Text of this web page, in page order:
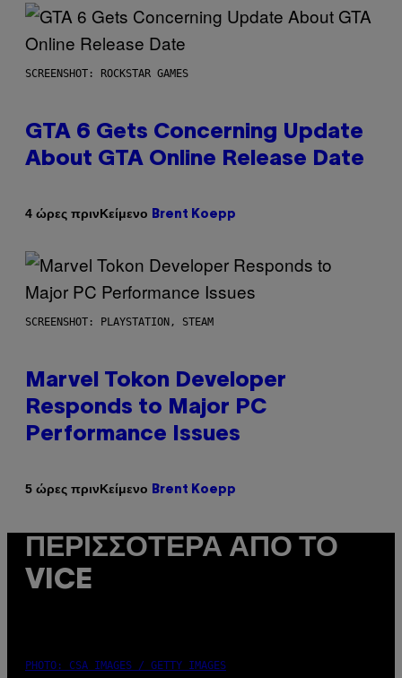
SCREENSHOT: ROCKSTAR GAMES
GTA 6 Gets Concerning Update
About GTA Online Release Date
4 ώρες πρινΚείμενο Brent Koepp
SCREENSHOT: PLAYSTATION, STEAM
Marvel Tokon Developer
Responds to Major PC
Performance Issues
5 ώρες πρινΚείμενο Brent Koepp
ΠΕΡΙΣΣΌΤΕΡΑ ΑΠΌ ΤΟ
VICE
PHOTO: CSA IMAGES / GETTY IMAGES